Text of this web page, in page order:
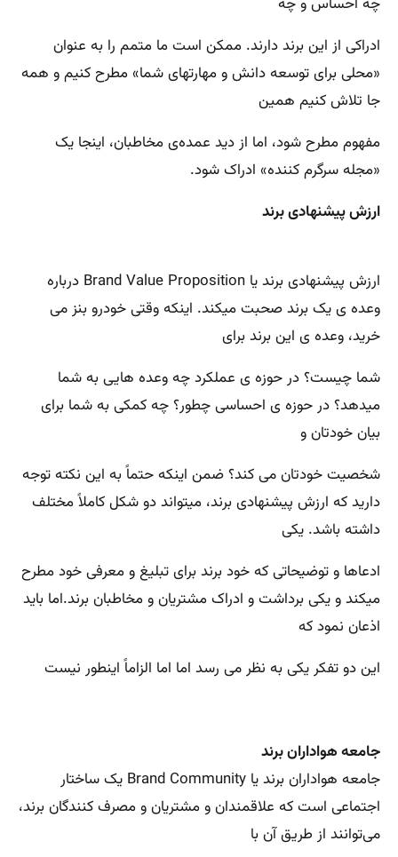
چه احساس و چه
ادراکی از این برند دارند. ممکن است ما متمم را به عنوان
«محلی برای توسعه دانش و مهارتهای شما» مطرح کنیم و همه
جا تلاش کنیم همین
مفهوم مطرح شود، اما از دید عمده‌ی مخاطبان، اینجا یک
«مجله سرگرم کننده» ادراک شود.
ارزش پیشنهادی برند
ارزش پیشنهادی برند یا Brand Value Proposition درباره
وعده ی یک برند صحبت میکند. اینکه وقتی خودرو بنز می
خرید، وعده ی این برند برای
شما چیست؟ در حوزه ی عملکرد چه وعده هایی به شما
میدهد؟ در حوزه ی احساسی چطور؟ چه کمکی به شما برای
بیان خودتان و
شخصیت خودتان می کند؟ ضمن اینکه حتماً به این نکته توجه
دارید که ارزش پیشنهادی برند، میتواند دو شکل کاملاً مختلف
داشته باشد. یکی
ادعاها و توضیحاتی که خود برند برای تبلیغ و معرفی خود مطرح
میکند و یکی برداشت و ادراک مشتریان و مخاطبان برند.اما باید
اذعان نمود که
این دو تفکر یکی به نظر می رسد اما اما الزاماً اینطور نیست
جامعه هواداران برند
جامعه هواداران برند یا Brand Community یک ساختار
اجتماعی است که علاقمندان و مشتریان و مصرف کنندگان برند،
می‌توانند از طریق آن با